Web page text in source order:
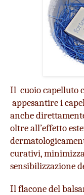
Il  cuoio capelluto
appesantire i
anche
oltre all’effetto
curativi,
sensibilizzazione